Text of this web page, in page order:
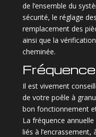
de l’ensemble du
sécurité, le réglage
remplacement des
ainsi que la
cheminée.
Il est vivement
de votre poêle à
bon fonctionnement
La fréquence
liés à l’encrassement,